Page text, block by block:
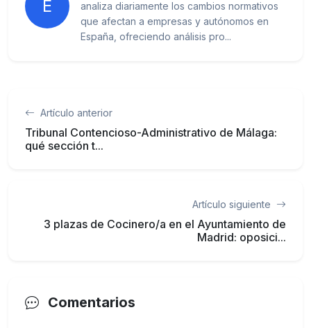
E
analiza diariamente los cambios normativos
que afectan a empresas y autónomos en
España, ofreciendo análisis pro...
Artículo anterior
Tribunal Contencioso-Administrativo de Málaga:
qué sección t...
Artículo siguiente
3 plazas de Cocinero/a en el Ayuntamiento de
Madrid: oposici...
Comentarios